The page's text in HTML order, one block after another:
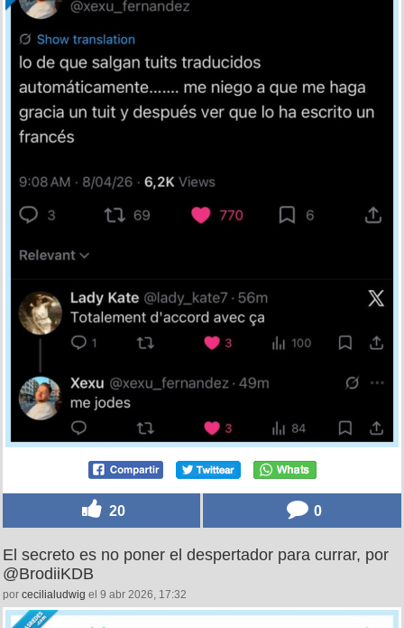
20 0
El secreto es no poner el despertador para currar, por
@BrodiiKDB
por cecilialudwig el 9 abr 2026, 17:32